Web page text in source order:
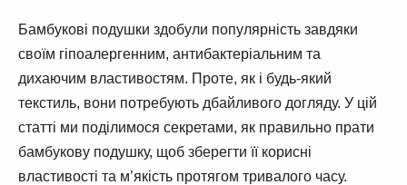
Бамбукові подушки здобули популярність завдяки
своїм гіпоалергенним, антибактеріальним та
дихаючим властивостям. Проте, як і будь-який
текстиль, вони потребують дбайливого догляду. У цій
статті ми поділимося секретами, як правильно прати
бамбукову подушку, щоб зберегти її корисні
властивості та м’якість протягом тривалого часу.